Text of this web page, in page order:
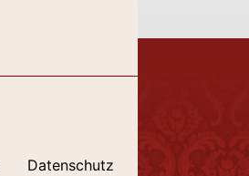
Datenschutz